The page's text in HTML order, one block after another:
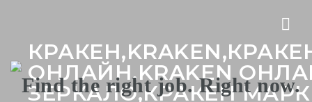
ОНЛАЙН,KRAKEN
ЗЕРКАЛО,КРАКЕН